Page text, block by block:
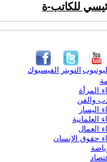
للكاتب-ة
الفيسبوك التويتر
المرأة
والفن
اليسار
العلمانية
العمال
حقوق الإنسان